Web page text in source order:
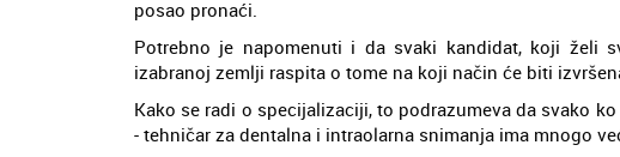
posao pronaći.
Potrebno je napomenuti i da svaki kandidat, koji želi
izabranoj zemlji raspita o tome na koji način će biti
Kako se radi o specijalizaciji, to podrazumeva da svako
- tehničar za dentalna i intraolarna snimanja ima mnogo